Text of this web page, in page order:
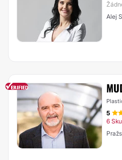
Alej
5
6